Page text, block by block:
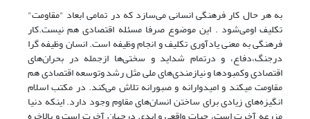
به هر حال کار فرهنگی انسانی می‌سازد که در تمامی ابعاد "مقاومت"
تکلیف اومی‌شود . این موضوع صرفا مسئله اقتصادی هم نیست.کار
فرهنگی به معنی یادآوری تکلیف و انجام وظیفه است. انسان وظیفه گرا
درجنگ،دفاع، و درتمام شداید و سختی‌ها ازجمله در بحران‌های
اقتصادی وکمبودها و نیازمندی‌های ملی مثل رشد وتوسعه اقتصادی هم
مقاومت می­کند و امیدوارانه و صبورانه تلاش می‌کند. در مکتب اسلام
انگیزه‌های زیادی برای ساختن انسان‌های مقاوم وجود دارد. اینکه دنیا